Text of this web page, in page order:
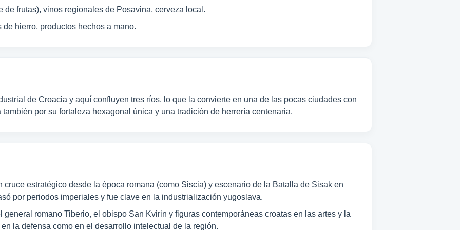
frutas), vinos regionales de Posavina, cerveza local.
hierro, productos hechos a mano.
de Croacia y aquí confluyen tres ríos, lo que la convierte en una de las pocas ciudades con
por su fortaleza hexagonal única y una tradición de herrería centenaria.
estratégico desde la época romana (como Siscia) y escenario de la Batalla de Sisak en
por periodos imperiales y fue clave en la industrialización yugoslava.
romano Tiberio, el obispo San Kvirin y figuras contemporáneas croatas en las artes y la
la defensa como en el desarrollo intelectual de la región.